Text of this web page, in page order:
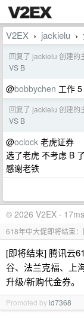
V2EX › jackielu ›
回复了 jackielu 创建的
VS B
@bobbychen 工作
回复了 jackielu 创建的
VS B
@oclock 老虎证券
选了老虎 不考虑 B 了
感谢老铁
© 2026 V2EX ·
618年中大促即将结束
[即将结束] 腾讯云
谷、法兰克福、上
升级/新购代金券。
Promoted byid7368